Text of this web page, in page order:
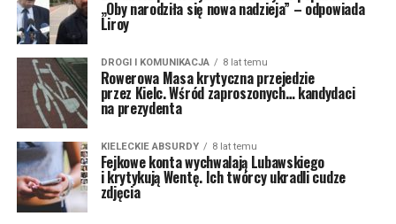
„Oby narodziła się nowa nadzieja” – odpowiada
Liroy
DROGI I KOMUNIKACJA 8 lat temu
Rowerowa Masa krytyczna przejedzie
przez Kielc. Wśród zaproszonych… kandydaci
na prezydenta
KIELECKIE ABSURDY 8 lat temu
Fejkowe konta wychwalają Lubawskiego
i krytykują Wentę. Ich twórcy ukradli cudze
zdjęcia